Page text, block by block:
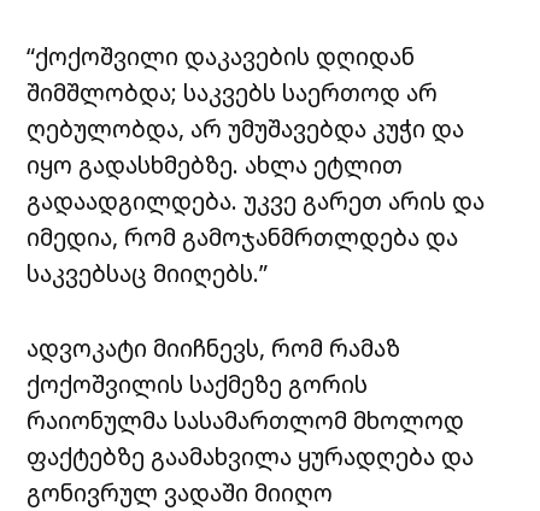
“ქოქოშვილი დაკავების დღიდან
შიმშლობდა; საკვებს საერთოდ არ
ღებულობდა, არ უმუშავებდა კუჭი და
იყო გადასხმებზე. ახლა ეტლით
გადაადგილდება. უკვე გარეთ არის და
იმედია, რომ გამოჯანმრთლდება და
საკვებსაც მიიღებს.”
ადვოკატი მიიჩნევს, რომ რამაზ
ქოქოშვილის საქმეზე გორის
რაიონულმა სასამართლომ მხოლოდ
ფაქტებზე გაამახვილა ყურადღება და
გონივრულ ვადაში მიიღო